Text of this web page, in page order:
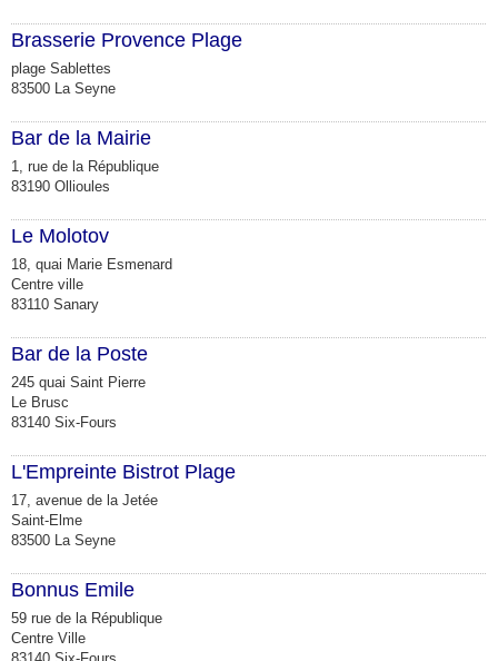
Brasserie Provence Plage
plage Sablettes
83500 La Seyne
Bar de la Mairie
1, rue de la République
83190 Ollioules
Le Molotov
18, quai Marie Esmenard
Centre ville
83110 Sanary
Bar de la Poste
245 quai Saint Pierre
Le Brusc
83140 Six-Fours
L'Empreinte Bistrot Plage
17, avenue de la Jetée
Saint-Elme
83500 La Seyne
Bonnus Emile
59 rue de la République
Centre Ville